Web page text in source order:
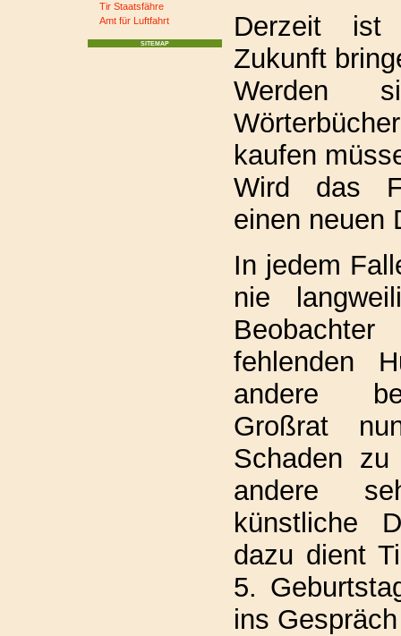
Tir Staatsfähre
Amt für Luftfahrt
SITEMAP
Derzeit
Zukunft
Werden
kaufen
Wird das
einen neuen
In jedem
nie
fehlenden
andere
Großrat
Schaden
andere
künstliche
dazu dient
5.
ins